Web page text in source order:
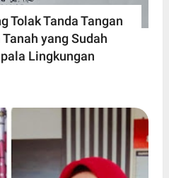
Tolak Tanda Tangan
yang Sudah
Lingkungan